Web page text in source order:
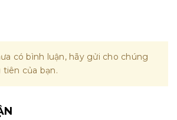
có bình luận, hãy gửi cho chúng
của bạn.